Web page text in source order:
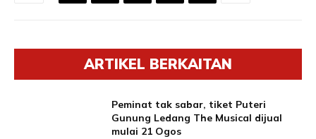
ARTIKEL BERKAITAN
Peminat tak sabar, tiket Puteri
Gunung Ledang The Musical dijual
mulai 21 Ogos